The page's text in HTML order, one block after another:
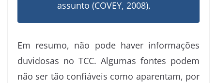
assunto (COVEY, 2008).
Em resumo, não pode haver informações
duvidosas no TCC. Algumas fontes podem
não ser tão confiáveis como aparentam, por